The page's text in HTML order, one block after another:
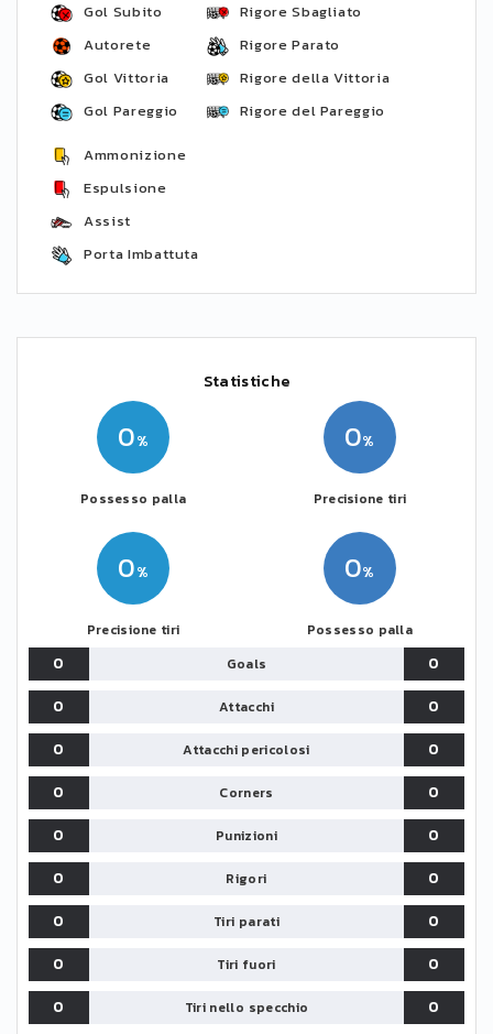
Gol Subito
Autorete
Gol Vittoria
Gol Pareggio
Rigore Sbagliato
Rigore Parato
Rigore della Vittoria
Rigore del Pareggio
Ammonizione
Espulsione
Assist
Porta Imbattuta
Statistiche
0
Possesso palla
0
Precisione tiri
0
Possesso palla
0
Precisione tiri
0 Goals
0
0
Attacchi
0
0
Attacchi pericolosi
0
0
Corners
0
0
Punizioni
0
0
Rigori
0
0
Tiri parati
0
0
Tiri fuori
0
0
Tiri nello specchio 0